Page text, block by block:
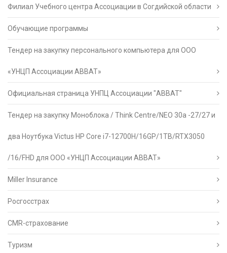
Филиал Учебного центра Ассоциации в Согдийской области
Обучающие программы
Тендер на закупку персонального компьютера для ООО
«УНЦП Ассоциации АВВАТ»
Официальная страница УНПЦ Ассоциации "АВВАТ"
Тендер на закупку Моноблока / Think Centre/NEO 30a -27/27 и
два Ноутбука Victus HP Core i7-12700H/16GP/1TB/RTX3050
/16/FHD для ООО «УНЦП Ассоциации АВВАТ»
Miller Insurance
Росгосстрах
CMR-страхование
Туризм